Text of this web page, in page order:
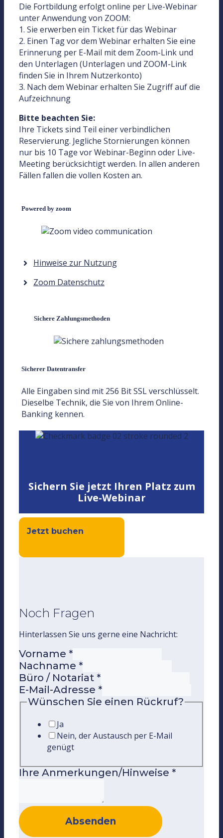
Die Fortbildung erfolgt online per Live-Webinar
unter Anwendung von ZOOM:
1. Sie erwerben ein Ticket für das Webinar
2. Einen Tag vor dem Webinar erhalten Sie eine
Erinnerung per E-Mail mit dem Zoom-Link und
den Unterlagen (Unterlagen und ZOOM-Link
finden Sie in Ihrem Nutzerkonto)
3. Nach dem Webinar erhalten Sie Zugriff auf die
Aufzeichnung
Bitte beachten Sie:
Ihre Tickets sind Teil einer verbindlichen
Reservierung. Jegliche Stornierungen können
nur bis 10 Tage vor Webinar-Beginn oder Live-
Meeting berücksichtigt werden. In allen anderen
Fällen fallen die vollen Kosten an.
Powered by zoom
Hinweise zur Nutzung
Zoom Datenschutz
Sichere Zahlungsmethoden
Sicherer Datentransfer
Alle Eingaben sind mit 256 Bit SSL verschlüsselt.
Dieselbe Technik, die Sie von Ihrem Online-
Banking kennen.
Sichern Sie jetzt Ihren Platz zum
Live-Webinar
Jetzt buchen
Noch Fragen
Hinterlassen Sie uns gerne eine Nachricht:
Vorname *
Nachname *
Büro / Notariat *
E-Mail-Adresse *
Wünschen Sie einen Rückruf?
Ja
Nein, der Austausch per E-Mail
genügt
Ihre Anmerkungen/Hinweise *
Absenden